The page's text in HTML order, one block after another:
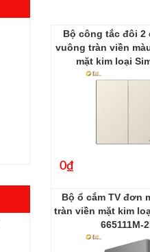
Bộ công tắc đôi 2
vuông tràn viền
mặt kim loại
661022M-
0₫
Bộ ổ cắm TV đơn
tràn viền mặt kim
665111M-
665111M-